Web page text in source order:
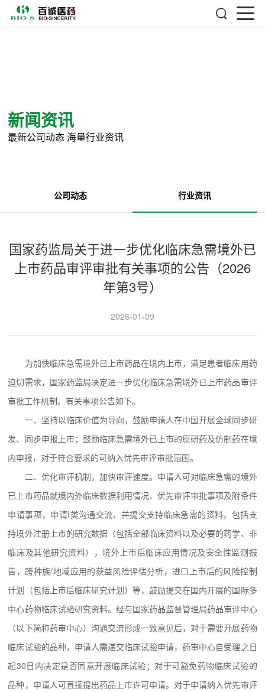
新闻资讯
最新公司动态 海量行业资讯
公司动态 行业资讯
国家药监局关于进一步优化临床急需境外已
上市药品审评审批有关事项的公告（2026
年第3号）
2026-01-09
为加快临床急需境外已上市药品在境内上市，满足患者临床用药
迫切需求，国家药监局决定进一步优化临床急需境外已上市药品审评
审批工作机制。有关事项公告如下。
一、坚持以临床价值为导向，鼓励申请人在中国开展全球同步研
发、同步申报上市；鼓励临床急需境外已上市的原研药及仿制药在境
内申报，对于符合要求的可纳入优先审评审批范围。
二、优化审评机制，加快审评速度。申请人可对临床急需的境外
已上市药品就境内外临床数据利用情况、优先审评审批事项及附条件
申请事项，申请I类沟通交流，并提交支持临床急需的资料，包括支
持境外注册上市的研究数据（包括全部临床资料以及必要的药学、非
临床及其他研究资料），境外上市后临床应用情况及安全性监测报
告，跨种族/地域应用的获益风险评估分析，进口上市后的风险控制
计划（包括上市后临床研究计划）等，鼓励提交在国内开展的国际多
中心药物临床试验研究资料。经与国家药品监督管理局药品审评中心
（以下简称药审中心）沟通交流形成一致意见后，对于需要开展药物
临床试验的品种，申请人需递交临床试验申请，药审中心自受理之日
起30日内决定是否同意开展临床试验；对于可豁免药物临床试验的
品种，申请人可直接提出药品上市许可申请。对于申请纳入优先审评